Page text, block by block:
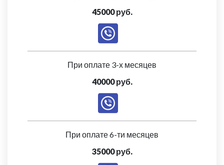
45000 руб.
При оплате 3-х месяцев
40000 руб.
При оплате 6-ти месяцев
35000 руб.